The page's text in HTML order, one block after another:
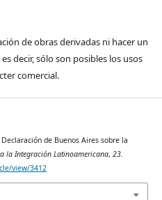
de obras derivadas ni hacer un
decir, sólo son posibles los usos
comercial.
de Buenos Aires sobre la
la Integración Latinoamericana, 23.
view/3412